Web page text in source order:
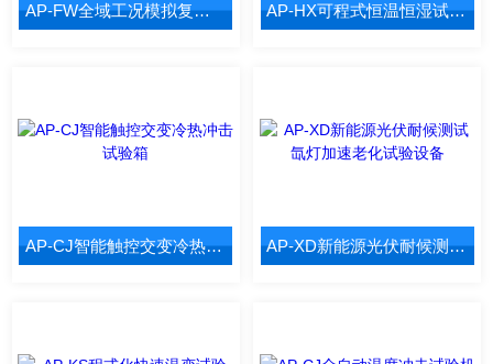
AP-FW全域工况模拟复合盐水喷雾箱 AP-HX可程式恒温恒湿试验箱 全域温湿度环境模拟
AP-CJ智能触控交变冷热冲击试验箱 AP-XD新能源光伏耐候测试 氙灯加速老化试验设备